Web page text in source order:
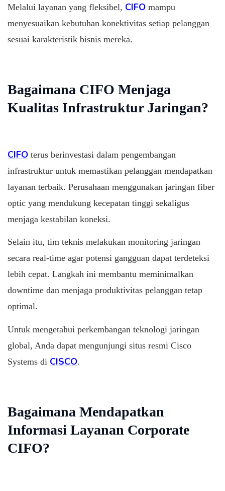
Melalui layanan yang fleksibel, CIFO mampu
menyesuaikan kebutuhan konektivitas setiap pelanggan
sesuai karakteristik bisnis mereka.
Bagaimana CIFO Menjaga
Kualitas Infrastruktur Jaringan?
CIFO terus berinvestasi dalam pengembangan
infrastruktur untuk memastikan pelanggan mendapatkan
layanan terbaik. Perusahaan menggunakan jaringan fiber
optic yang mendukung kecepatan tinggi sekaligus
menjaga kestabilan koneksi.
Selain itu, tim teknis melakukan monitoring jaringan
secara real-time agar potensi gangguan dapat terdeteksi
lebih cepat. Langkah ini membantu meminimalkan
downtime dan menjaga produktivitas pelanggan tetap
optimal.
Untuk mengetahui perkembangan teknologi jaringan
global, Anda dapat mengunjungi situs resmi Cisco
Systems di CISCO.
Bagaimana Mendapatkan
Informasi Layanan Corporate
CIFO?